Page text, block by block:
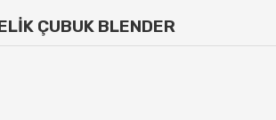
ÇUBUK BLENDER